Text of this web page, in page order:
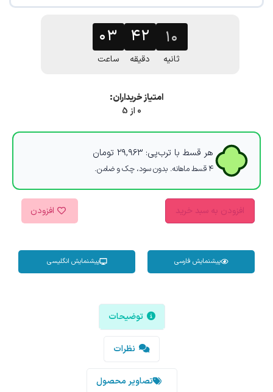
۰۳
ساعت
۴۲
دقیقه
۰۹
ثانیه
امتیاز خریداران:
0 از 5
هر قسط با ترب‌پی: ۲۹,۹۶۳ تومان
۴ قسط ماهانه. بدون سود، چک و ضامن.
افزودن به سبد خرید افزودن
پیشنمایش فارسی پیشنمایش انگلیسی
توضیحات
نظرات
تصاویر محصول